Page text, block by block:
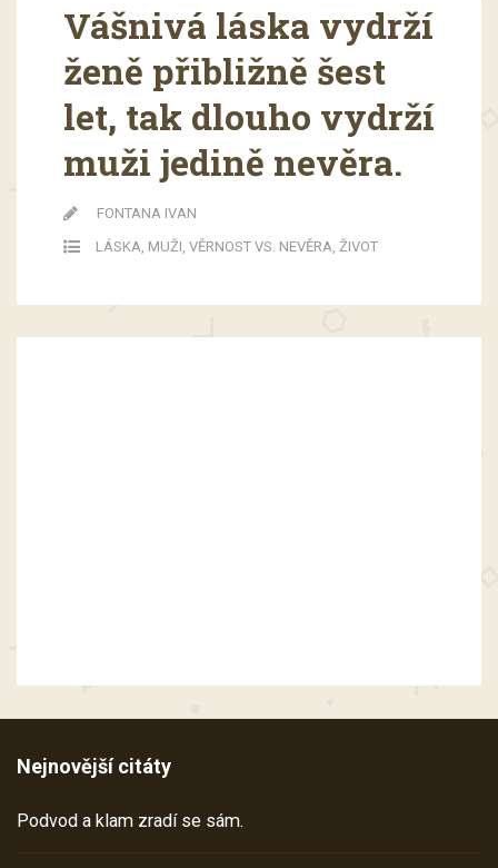
Vášnivá láska vydrží
ženě přibližně šest
let, tak dlouho vydrží
muži jedině nevěra.
FONTANA IVAN
LÁSKA, MUŽI, VĚRNOST VS. NEVĚRA, ŽIVOT
Nejnovější citáty
Podvod a klam zradí se sám.